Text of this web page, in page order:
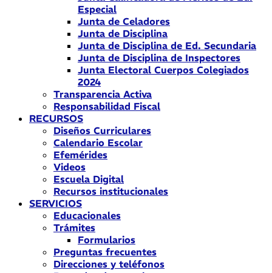
Especial
Junta de Celadores
Junta de Disciplina
Junta de Disciplina de Ed. Secundaria
Junta de Disciplina de Inspectores
Junta Electoral Cuerpos Colegiados
2024
Transparencia Activa
Responsabilidad Fiscal
RECURSOS
Diseños Curriculares
Calendario Escolar
Efemérides
Videos
Escuela Digital
Recursos institucionales
SERVICIOS
Educacionales
Trámites
Formularios
Preguntas frecuentes
Direcciones y teléfonos